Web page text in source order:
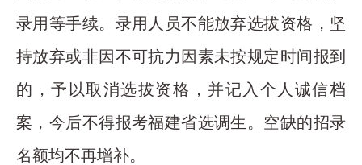
录用等手续。录用人员不能放弃选拔资格，坚
持放弃或非因不可抗力因素未按规定时间报到
的，予以取消选拔资格，并记入个人诚信档
案，今后不得报考福建省选调生。空缺的招录
名额均不再增补。